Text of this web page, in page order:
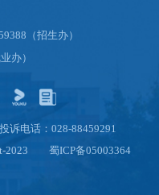
（招生办）
办）
诉电话：028-88459291
2023 蜀ICP备05003364